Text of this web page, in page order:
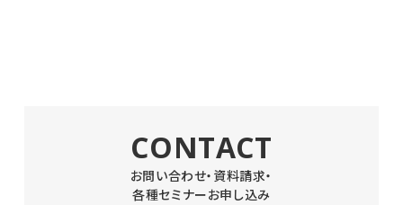
CONTACT
お問い合わせ・資料請求・
各種セミナーお申し込み